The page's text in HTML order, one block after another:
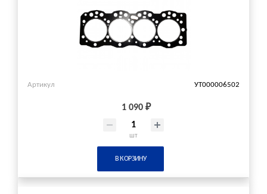
Артикул УТ000006502
1 090 ₽
шт
В КОРЗИНУ